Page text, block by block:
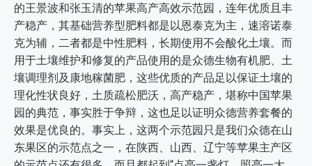
的王景波和张玉清的苹果高产高效示范园，连年优质且丰
产稳产，其基础营养型肥料都是以恩泰克为主，速溶诺泰
克为辅，二者都是中性肥料，长期使用不会酸化土壤。而
用于土壤维护和修复的产品使用的是众德生物有机肥、土
壤调理剂及康地稼菌肥，这些优质的产品足以保证土壤的
理化性状良好，土质疏松肥沃，高产稳产，堪称中国苹果
园的典范，事实胜于争辩，这也足以证明众德营养套餐的
效果是优良的。事实上，这两个示范园只是我们众德在山
东果区的示范点之一，在陕西、山西、辽宁等苹果主产区